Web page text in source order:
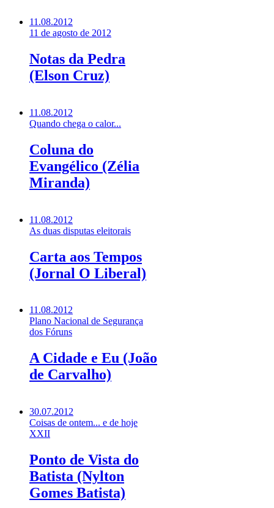
11.08.2012
11 de agosto de 2012
Notas da Pedra
(Elson Cruz)
11.08.2012
Quando chega o calor...
Coluna do
Evangélico (Zélia
Miranda)
11.08.2012
As duas disputas eleitorais
Carta aos Tempos
(Jornal O Liberal)
11.08.2012
Plano Nacional de Segurança
dos Fóruns
A Cidade e Eu (João
de Carvalho)
30.07.2012
Coisas de ontem... e de hoje
XXII
Ponto de Vista do
Batista (Nylton
Gomes Batista)